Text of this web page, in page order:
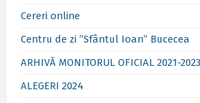
Cereri online
Centru de zi ”Sfântul Ioan” Bucecea
ARHIVĂ MONITORUL OFICIAL 2021-2023
ALEGERI 2024